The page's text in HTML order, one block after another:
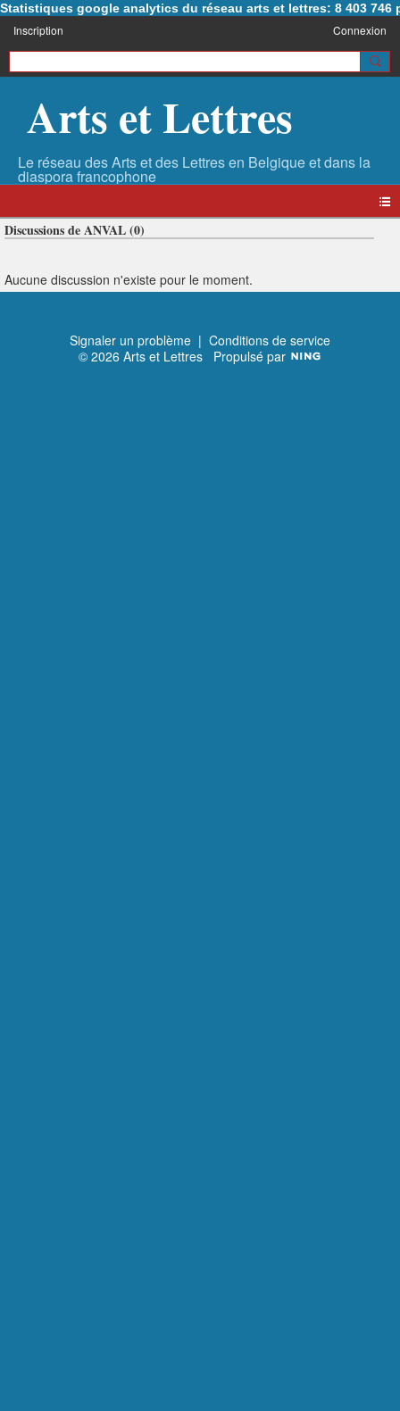
Statistiques google analytics du réseau arts et lettres: 8 403 746
Inscription Connexion
Arts et Lettres
Discussions de ANVAL (0)
Aucune discussion n'existe pour le moment.
Signaler un problème | Conditions de service
© 2026 Arts et Lettres Propulsé par